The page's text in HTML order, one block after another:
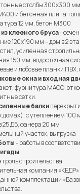
столбы 300х300
и бетонная плита
12 мм, бетон М300
клееного бруса-
120х190 мм – дом в 2
усиленная
150 мм, водосточная
и лобовые планки
окна и входная
фурнитура МАСО,
сетки.
балки
с утеплением 100
25 ДБ, фанера 20 мм
участок, выгрузка
- работы в
строительства
компания
комплектации